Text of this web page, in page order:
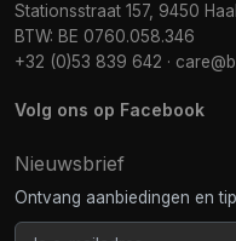
Stationsstraat 157, 9450
BTW: BE 0760.058.346
+32 (0)53 839 642 ·
Volg ons op Facebook
Nieuwsbrief
Ontvang aanbiedingen en